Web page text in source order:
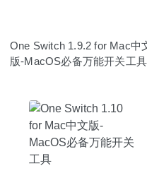
One Switch 1.9.2 for Mac中
版-MacOS必备万能开关工具